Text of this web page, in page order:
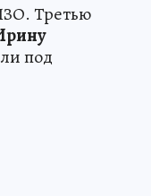
Третью
под